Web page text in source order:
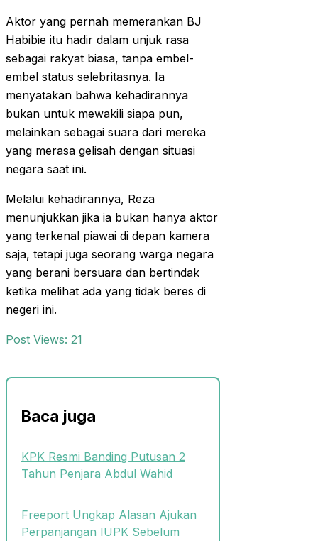
Aktor yang pernah memerankan BJ
Habibie itu hadir dalam unjuk rasa
sebagai rakyat biasa, tanpa embel-
embel status selebritasnya. Ia
menyatakan bahwa kehadirannya
bukan untuk mewakili siapa pun,
melainkan sebagai suara dari mereka
yang merasa gelisah dengan situasi
negara saat ini.
Melalui kehadirannya, Reza
menunjukkan jika ia bukan hanya aktor
yang terkenal piawai di depan kamera
saja, tetapi juga seorang warga negara
yang berani bersuara dan bertindak
ketika melihat ada yang tidak beres di
negeri ini.
Post Views: 21
Baca juga
KPK Resmi Banding Putusan 2
Tahun Penjara Abdul Wahid
Freeport Ungkap Alasan Ajukan
Perpanjangan IUPK Sebelum